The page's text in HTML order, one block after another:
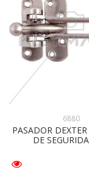
6880
PASADOR
DE